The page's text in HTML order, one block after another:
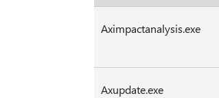
Aximpactanalysis.exe
Axupdate.exe